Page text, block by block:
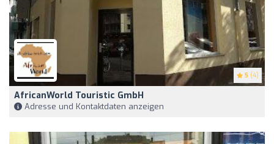
5 (4)
AfricanWorld Touristic GmbH
Adresse und Kontaktdaten anzeigen